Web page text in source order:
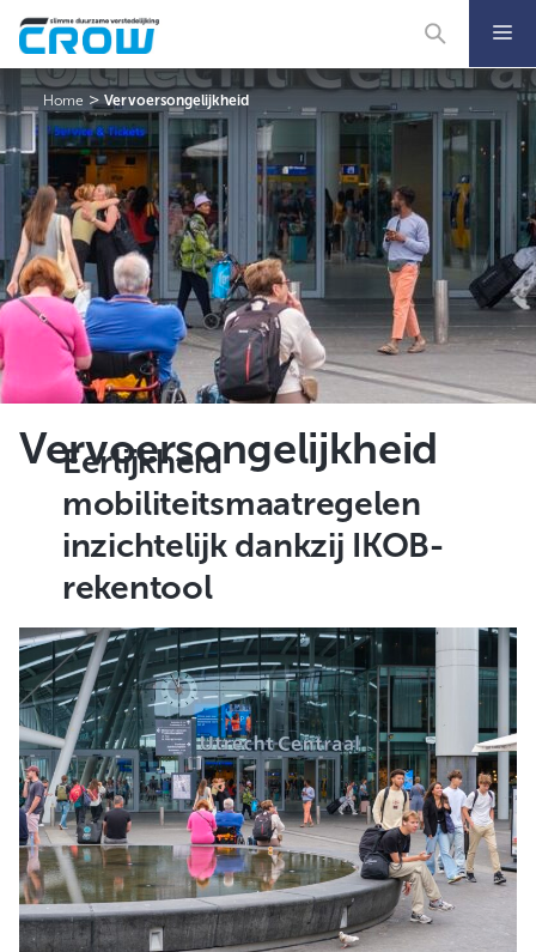
naar
de
inhoud
Home >Vervoersongelijkheid
Vervoersongelijkheid
Eerlijkheid
mobiliteitsmaatregelen
inzichtelijk dankzij IKOB-
rekentool